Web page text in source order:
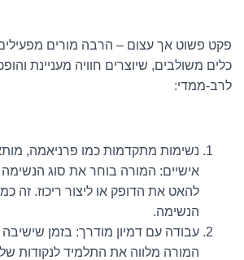
פקט פשוט אך עצום – הרבה מורים
כלים משולבים, שיוצרים חוויה מעניינת
לרב-ממדי:
נשימות מתקדמות כמו פרניאמה,
אישיים: המורה בוחר את סוג
להאט את הדופק או ליצור ריכוז. זה
הנשימה.
עבודה עם דמיון מודרך: בזמן
המורה מלווה את התלמיד לנקודות